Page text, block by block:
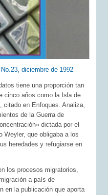
diciembre de 1992
tiene una proporción tan
cinco años como la Isla de
citado en Enfoques. Analiza,
de la Guerra de
dictada por el
Weyler, que obligaba a los
heredades y refugiarse en
los procesos migratorios,
a país de
en la publicación que aporta